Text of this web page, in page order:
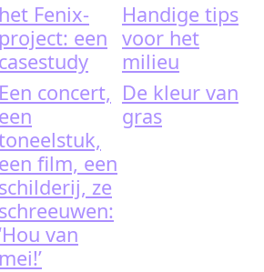
het Fenix-
project: een
casestudy
Handige tips
voor het
milieu
Een concert,
een
een film, een
schilderij, ze
schreeuwen:
van
mei!’
De kleur van
gras